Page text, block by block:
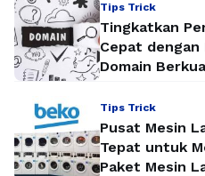
Tips Trick
Tingkatkan
Cepat dengan
Domain
Tips Trick
Pusat Mesin
Tepat untuk
Paket Mesin